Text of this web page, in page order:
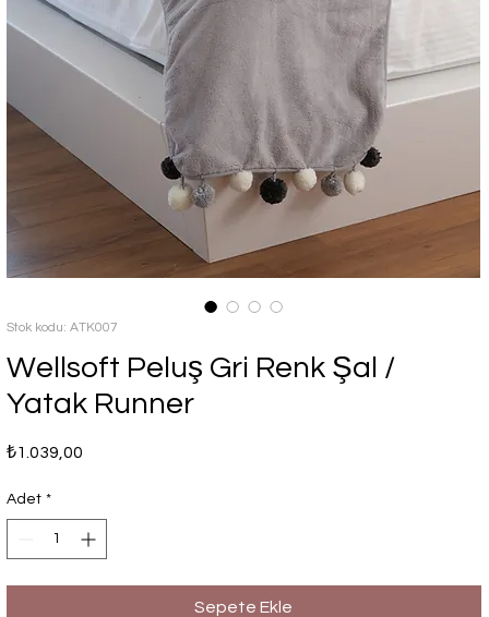
Stok kodu: ATK007
Wellsoft Peluş Gri Renk Şal /
Yatak Runner
₺1.039,00
Adet *
Sepete Ekle